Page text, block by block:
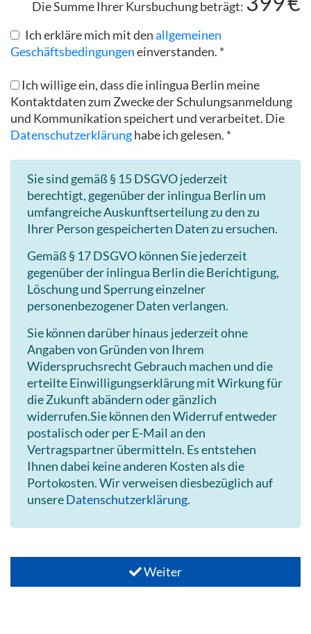
Die Summe Ihrer Kursbuchung beträgt:
Ich erkläre mich mit denallgemeinen
Geschäftsbedingungeneinverstanden. *
Ich willige ein, dass die inlingua Berlin meine
Kontaktdaten zum Zwecke der Schulungsanmeldung
und Kommunikation speichert und verarbeitet. Die
Datenschutzerklärunghabe ich gelesen. *
Sie sind gemäß § 15 DSGVO jederzeit
berechtigt, gegenüber der inlingua Berlin um
umfangreiche Auskunftserteilung zu den zu
Ihrer Person gespeicherten Daten zu ersuchen.
Gemäß § 17 DSGVO können Sie jederzeit
gegenüber der inlingua Berlin die Berichtigung,
Löschung und Sperrung einzelner
personenbezogener Daten verlangen.
Sie können darüber hinaus jederzeit ohne
Angaben von Gründen von Ihrem
Widerspruchsrecht Gebrauch machen und die
erteilte Einwilligungserklärung mit Wirkung für
die Zukunft abändern oder gänzlich
widerrufen.Sie können den Widerruf entweder
postalisch oder per E-Mail an den
Vertragspartner übermitteln. Es entstehen
Ihnen dabei keine anderen Kosten als die
Portokosten. Wir verweisen diesbezüglich auf
unsereDatenschutzerklärung.
Weiter